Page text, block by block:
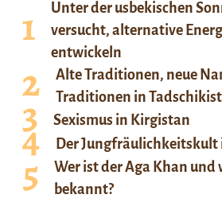
Unter der usbekischen
versucht, alternative
entwickeln
Alte Traditionen, neue
Traditionen in
Sexismus in Kirgistan
Der Jungfräulichkeitskult
Wer ist der Aga Khan und
bekannt?